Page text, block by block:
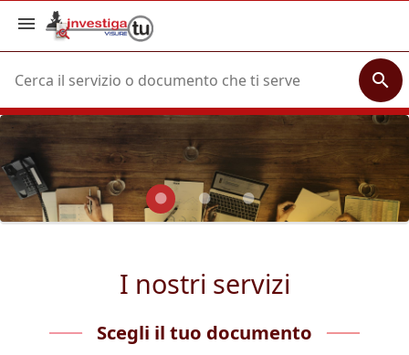
menu
search
I nostri servizi
Scegli il tuo documento